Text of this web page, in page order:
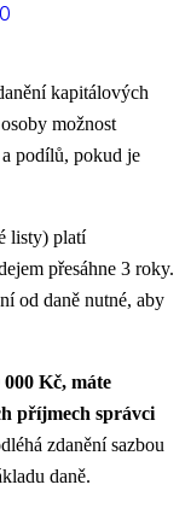
kapitálových
možnost
podílů, pokud je
listy) platí
přesáhne 3 roky.
od daně nutné, aby
Kč, máte
příjmech správci
zdanění sazbou
daně.